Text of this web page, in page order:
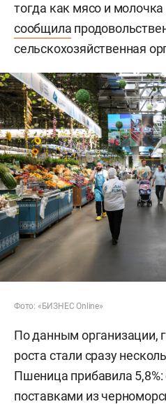
тогда как мясо и
сообщила
сельскохозяйственная
Фото: «БИЗНЕС Online»
По данным организации,
роста стали сразу
Пшеница прибавила 5,8%:
поставками из